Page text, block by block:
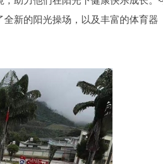
新的阳光操场，以及丰富的体育器